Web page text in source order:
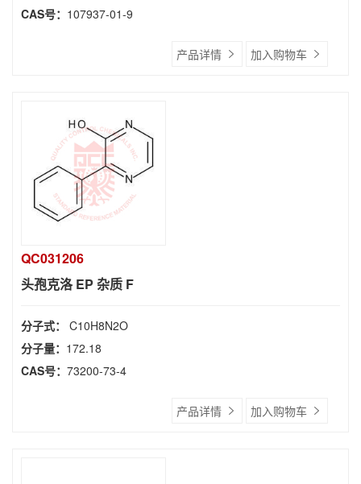
CAS号： 107937-01-9
产品详情 加入购物车
QC031206
头孢克洛 EP 杂质 F
分子式： C10H8N2O
分子量： 172.18
CAS号： 73200-73-4
产品详情 加入购物车